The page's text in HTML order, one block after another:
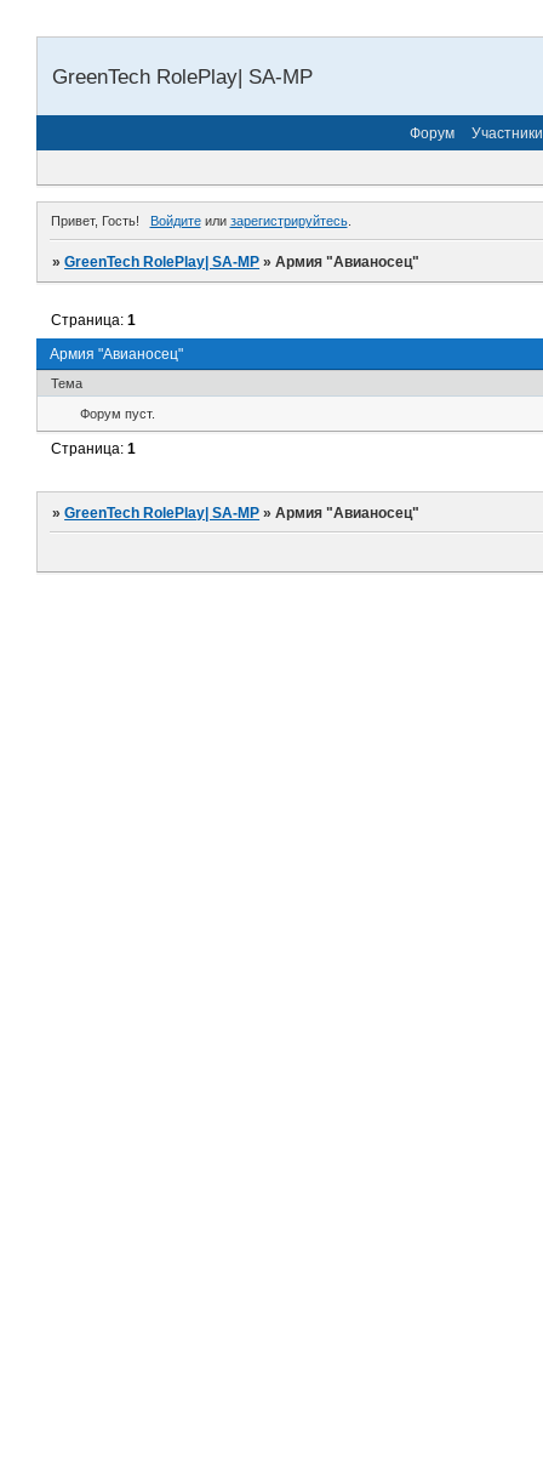
GreenTech RolePlay| SA-MP
Форум Участники
Привет, Гость! Войдитеили зарегистрируйтесь.
»GreenTech RolePlay| SA-MP »Армия "Авианосец"
Армия "Авианосец"
Страница:1
Тема
Форум пуст.
Страница:1
»GreenTech RolePlay| SA-MP »Армия "Авианосец"